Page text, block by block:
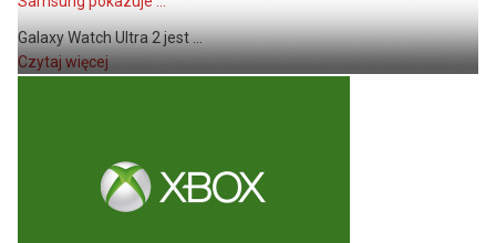
Galaxy Watch Ultra 2 jest ...
Czytaj więcej